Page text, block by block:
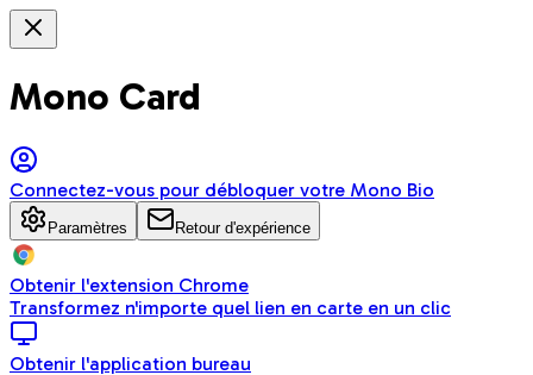
Mono Card
Connectez-vous pour débloquer votre Mono Bio
Paramètres Retour d'expérience
Obtenir l'extension Chrome
Transformez n'importe quel lien en carte en un clic
Obtenir l'application bureau